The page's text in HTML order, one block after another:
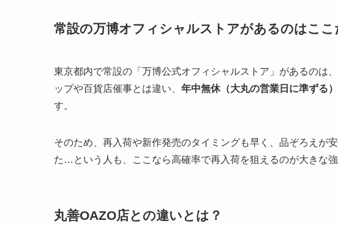
常設の万博オフィシャルストアがあるのはここ
東京都内で常設の「万博公式オフィシャルストア」があるのは
ップや百貨店催事とは違い、 年中無休（大丸の営業日に準ずる
す。
そのため、再入荷や新作発売のタイミングも早く、品ぞろえが
た…という人も、ここなら高確率で再入荷を狙えるのが大きな強
丸善OAZO店との違いとは？